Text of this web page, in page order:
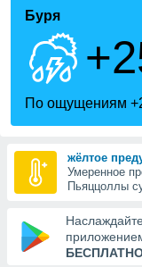
Вы можете
к этому
доступ
Буря
По ощущениям
жёлтое
Умеренное
Пьяццоллы